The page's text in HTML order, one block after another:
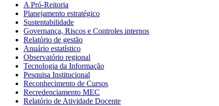
A Pró-Reitoria
Planejamento estratégico
Sustentabilidade
Governança, Riscos e Controles internos
Relatório de gestão
Anuário estatístico
Observatório regional
Tecnologia da Informação
Pesquisa Institucional
Reconhecimento de Cursos
Recredenciamento MEC
Relatório de Atividade Docente